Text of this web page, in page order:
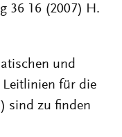
36 16 (2007) H.
und
für die
sind zu finden